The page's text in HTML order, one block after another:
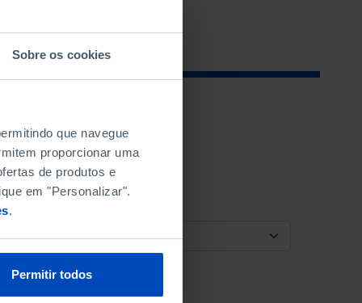
Sobre os cookies
que navegue
proporcionar uma
de produtos e
em "Personalizar".
.
Permitir todos
ORDENAR POR